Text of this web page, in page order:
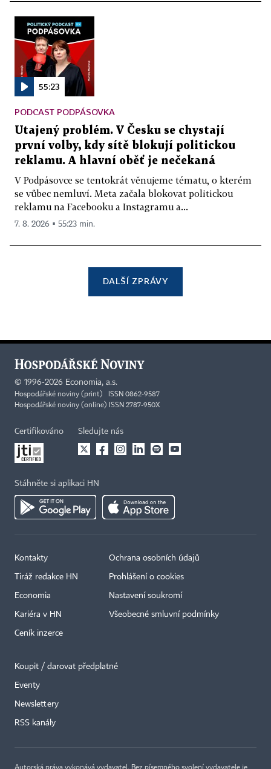
55:23
PODCAST PODPÁSOVKA
Utajený problém. V Česku se chystají
první volby, kdy sítě blokují politickou
reklamu. A hlavní oběť je nečekaná
V Podpásovce se tentokrát věnujeme tématu, o kterém
se vůbec nemluví. Meta začala blokovat politickou
reklamu na Facebooku a Instagramu a...
7. 8. 2026 ▪ 55:23 min.
DALŠÍ ZPRÁVY
© 1996-2026 Economia, a.s.
Hospodářské noviny (print) ISSN 0862-9587
Hospodářské noviny (online) ISSN 2787-950X
Certifikováno Sledujte nás
Stáhněte si aplikaci HN
Kontakty
Tiráž redakce HN
Economia
Kariéra v HN
Ceník inzerce
Ochrana osobních údajů
Prohlášení o cookies
Nastavení soukromí
Všeobecné smluvní podmínky
Koupit / darovat předplatné
Eventy
Newslettery
RSS kanály